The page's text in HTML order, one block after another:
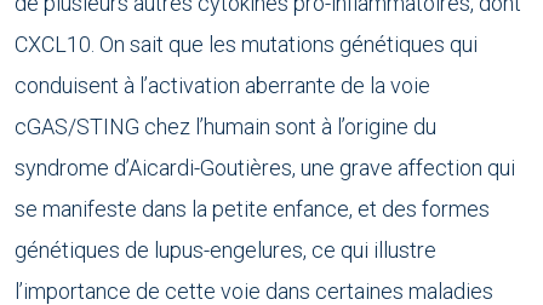
CXCL10. On sait que les mutations génétiques qui
conduisent à l’activation aberrante de la voie
cGAS/STING chez l’humain sont à l’origine du
syndrome d’Aicardi-Goutières, une grave affection qui
se manifeste dans la petite enfance, et des formes
génétiques de lupus-engelures, ce qui illustre
l’importance de cette voie dans certaines maladies